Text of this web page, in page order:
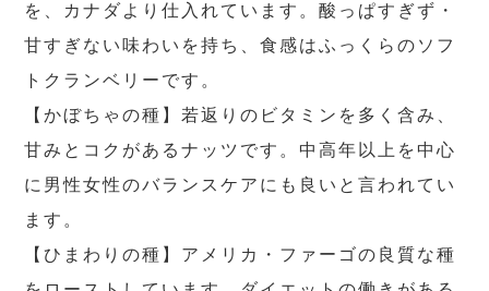
を、カナダより仕入れています。酸っぱすぎず・
甘すぎない味わいを持ち、食感はふっくらのソフ
トクランベリーです。
【かぼちゃの種】若返りのビタミンを多く含み、
甘みとコクがあるナッツです。中高年以上を中心
に男性女性のバランスケアにも良いと言われてい
ます。
【ひまわりの種】アメリカ・ファーゴの良質な種